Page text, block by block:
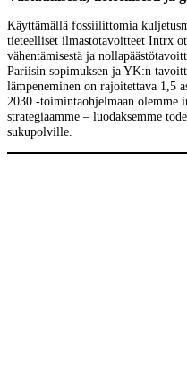
Käyttämällä fossiilittomia
tieteelliset ilmastotavoitteet Intrx
vähentämisestä ja
Pariisin sopimuksen ja YK:n
lämpeneminen on rajoitettava 1,5
2030 -toimintaohjelmaan olemme
strategiaamme – luodaksemme
sukupolville.